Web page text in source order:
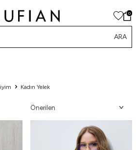
0
ARA
Kadın Yelek